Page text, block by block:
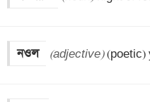
নওল (adjective) (poetic)